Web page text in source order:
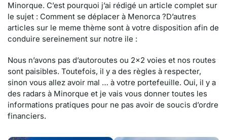
Minorque. C’est pourquoi j’ai rédigé un article complet sur
le sujet : Comment se déplacer à Menorca ?D’autres
articles sur le meme thème sont à votre disposition afin de
conduire sereinement sur notre ile :
Nous n’avons pas d’autoroutes ou 2×2 voies et nos routes
sont paisibles. Toutefois, il y a des règles à respecter,
sinon vous allez avoir mal … à votre portefeuille. Oui, il y a
des radars à Minorque et je vais vous donner toutes les
informations pratiques pour ne pas avoir de soucis d’ordre
financiers.